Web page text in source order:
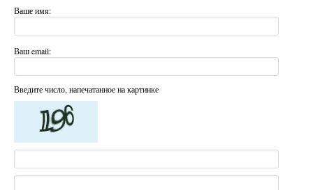
Ваше имя:
Ваш email:
Введите число, напечатанное на картинке